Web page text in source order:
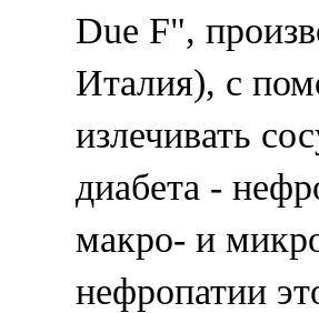
Due F",
Италия), с
излечивать
диабета -
макро- и
нефропатии